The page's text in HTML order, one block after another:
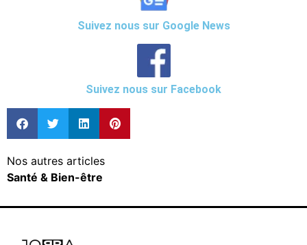
Suivez nous sur Google News
Suivez nous sur Facebook
Nos autres articles
Santé & Bien-être